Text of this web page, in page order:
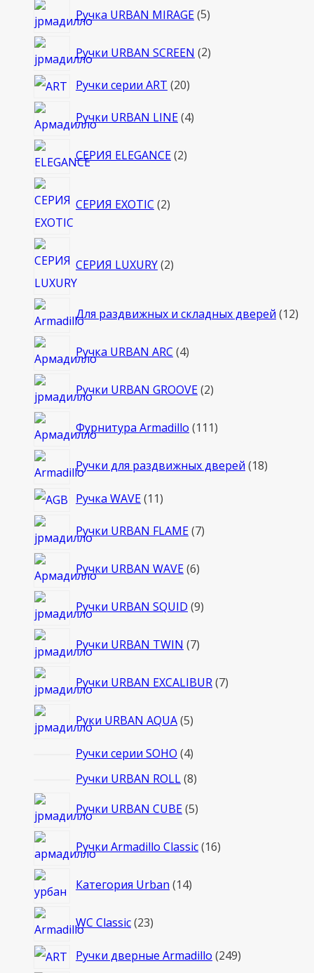
Ручка URBAN MIRAGE 55
Ручки URBAN SCREEN 22
Ручки серии ART 2020
Ручки URBAN LINE 44
СЕРИЯ ELEGANCE 22
СЕРИЯ EXOTIC 2товара
СЕРИЯ LUXURY 2товара
Для раздвижных и складных дверей 1212
Ручка URBAN ARC 44
Ручки URBAN GROOVE 22
Фурнитура Armadillo 111111
Ручки для раздвижных дверей 1818
Ручка WAVE 1111
Ручки URBAN FLAME 77
Ручки URBAN WAVE 66
Ручки URBAN SQUID 99
Ручки URBAN TWIN 77
Ручки URBAN EXCALIBUR 77
Руки URBAN AQUA 55
Ручки серии SOHO 44
товара
Ручки URBAN ROLL 88
Ручки URBAN CUBE 55
Ручки Armadillo Classic 1616
Категория Urban 1414
WC Classic 2323
Ручки дверные Armadillo 249249